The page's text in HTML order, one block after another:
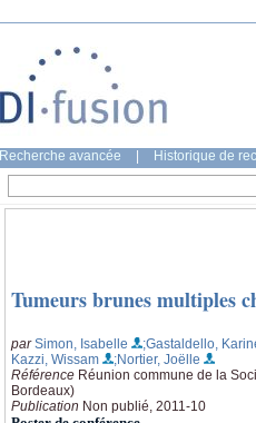
Recherche avancée Historique de
Tumeurs brunes multiples
parSimon, Isabelle ;Gastaldello,
Kazzi, Wissam
;Nortier, Joëlle
Référence Réunion commune de la
Bordeaux)
Publication Non publié, 2011-10